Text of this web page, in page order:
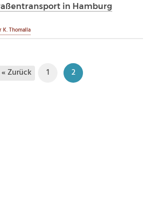
in Hamburg
K. Thomalla
« Zurück 1 2